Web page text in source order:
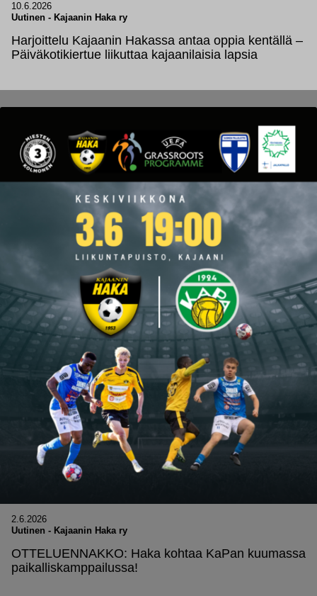
10.6.2026
Uutinen - Kajaanin Haka ry
Harjoittelu Kajaanin Hakassa antaa oppia kentällä –
Päiväkotikiertue liikuttaa kajaanilaisia lapsia
2.6.2026
Uutinen - Kajaanin Haka ry
OTTELUENNAKKO: Haka kohtaa KaPan kuumassa
paikalliskamppailussa!